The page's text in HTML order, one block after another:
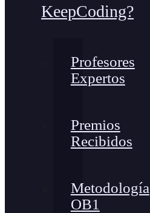
KeepCoding?
Profesores
Expertos
Premios
Recibidos
Metodología
OB1